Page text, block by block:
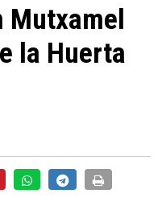
Mutxamel
la Huerta